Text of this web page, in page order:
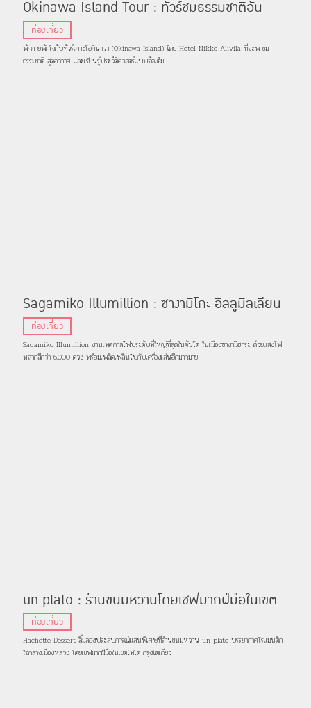
Okinawa Island Tour : ทัวร์ชมธรรมชาติอัน
สวยงามและสถานที่เชิงประวัติศาสตร์บนเกาะโอกินา
ว่า
ท่องเที่ยว
พักกายพักใจกับทัวร์เกาะโอกินาว่า (Okinawa Island) โดย Hotel Nikko Alivila ที่จะพาชม
ธรรมชาติ สูดอากาศ และเรียนรู้ประวัติศาสตร์แบบจัดเต็ม
Sagamiko Illumillion : ซางามิโกะ อิลลูมิลเลียน
เทศกาลไฟประดับที่ใหญ่ที่สุดในคันโต
ท่องเที่ยว
Sagamiko Illumillion งานเทศกาลไฟประดับที่ใหญ่ที่สุดในคันโต ในเมืองซางามิฮาระ ด้วยแสงไฟ
หลากสีกว่า 6,000 ดวง พร้อมเพลิดเพลินไปกับเครื่องเล่นอีกมากมาย
un plato : ร้านขนมหวานโดยเชฟมากฝีมือในเขต
ไทโต กรุงโตเกียว
ท่องเที่ยว
Hachette Dessert ลิ้มลองประสบการณ์แสนพิเศษที่ร้านขนมหวาน un plato บรรยากาศโรแมนติก
ใจกลางเมืองหลวง โดยเชฟมากฝีมือในเขตไทโต กรุงโตเกียว